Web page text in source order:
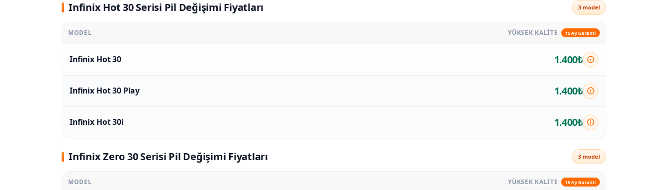
Infinix Hot 30 Serisi Pil Değişimi Fiyatları 3 model
MODEL YÜKSEK KALITE 15 Ay Garanti
Infinix Hot 30 1.400₺
Infinix Hot 30 Play 1.400₺
Infinix Hot 30i 1.400₺
Infinix Zero 30 Serisi Pil Değişimi Fiyatları 3 model
MODEL YÜKSEK KALITE 15 Ay Garanti